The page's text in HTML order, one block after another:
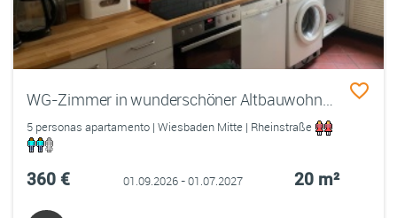
WG-Zimmer in wunderschöner Altbauwohnung im Herz Wiesbadens (Zwischenmiete mit Möglichkeit auf Verlängerung)
5 personas apartamento | Wiesbaden Mitte | Rheinstraße
360 € 01.09.2026 - 01.07.2027 20 m²